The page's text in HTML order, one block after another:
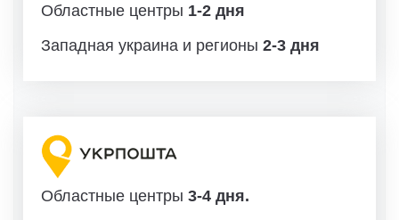
Областные центры 1-2 дня
Западная украина и регионы 2-3 дня
Областные центры 3-4 дня.